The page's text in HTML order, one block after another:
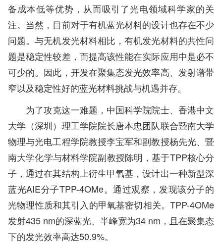
备成本低等优势，从而吸引了光电领域科学家的关
注。当然，目前对于有机蓝光材料的设计也存在不少
问题。与无机发光材料相比，有机发光材料的共性问
题是稳定性较差，而提高该性能在实际应用中是必不
可少的。因此，开发在聚集态发光效率高、发射谱带
窄以及稳定性好的蓝光材料挑战与机遇并存。
为了攻克这一难题，中国科学院院士、香港中文
大学（深圳）理工学院院长唐本忠团队联合暨南大学
物理与光电工程学院教授李宝军和副教授杨先光、暨
南大学化学与材料学院副教授陈明，基于TPP核心分
子，通过在其结构上衍生甲氧基，设计出一种新型深
蓝光AIE分子TPP-4OMe。通过观察，发现该分子的
光物理性质和其引入的甲氧基密切相关。TPP-4OMe
发射435 nm的深蓝光、半峰宽为34 nm，且在聚集态
下的发光效率高达50.9%。